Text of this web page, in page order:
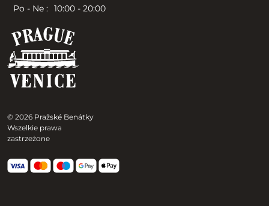
© 2026 Pražské Benátky
Wszelkie prawa
zastrzeżone
Po - Ne : 10:00 - 20:00